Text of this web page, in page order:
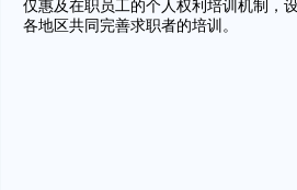
仅惠及在职员工的个人权利培训机制，
各地区共同完善求职者的培训。